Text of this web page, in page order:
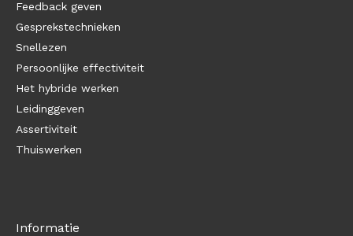
Feedback geven
Gesprekstechnieken
Snellezen
Persoonlijke effectiviteit
Het hybride werken
Leidinggeven
Assertiviteit
Thuiswerken
Informatie